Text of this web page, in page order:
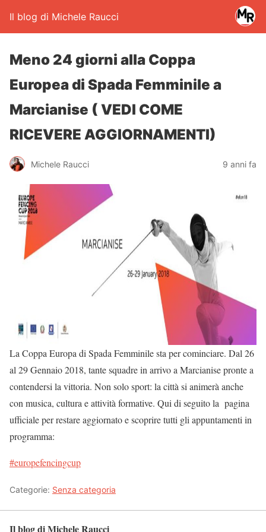
Il blog di Michele Raucci
Meno 24 giorni alla Coppa
Europea di Spada Femminile a
Marcianise ( VEDI COME
RICEVERE AGGIORNAMENTI)
Michele Raucci 9 anni fa
La Coppa Europa di Spada Femminile sta per cominciare. Dal 26
al 29 Gennaio 2018, tante squadre in arrivo a Marcianise pronte a
contendersi la vittoria. Non solo sport: la città si animerà anche
con musica, cultura e attività formative. Qui di seguito la pagina
ufficiale per restare aggiornato e scoprire tutti gli appuntamenti in
programma:
#europefencingcup
Categorie: Senza categoria
Il blog di Michele Raucci